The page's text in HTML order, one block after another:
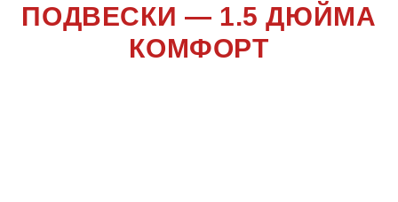
ПОДВЕСКИ — 1.5 ДЮЙМА
КОМФОРТ